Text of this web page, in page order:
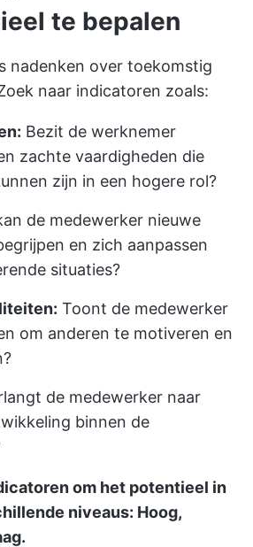
te bepalen
nadenken over toekomstig
naar indicatoren zoals:
Bezit de werknemer
zachte vaardigheden die
zijn in een hogere rol?
de medewerker nieuwe
en zich aanpassen
situaties?
Toont de medewerker
om anderen te motiveren en
de medewerker naar
binnen de
om het potentieel in
niveaus: Hoog,